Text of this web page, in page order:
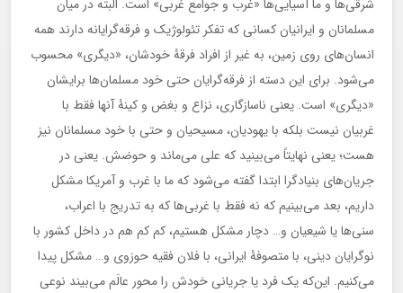
شرقی‌ها و ما آسیایی‌ها «غرب و جوامع غربی» است. البته در میان
مسلمانان و ایرانیان کسانی که تفکر تئولوژیک و فرقه‌گرایانه دارند همه
انسان‌های روی زمین، به غیر از افراد فرقۀ خودشان، «دیگری» محسوب
می‌شود. برای این دسته از فرقه‌گرایان حتی خود مسلمان‌ها برایشان
«دیگری» است. یعنی ناسازگاری، نزاع و بغض و کینۀ آنها فقط با
غربیان نیست بلکه با یهودیان، مسیحیان و حتی با خود مسلمانان نیز
هست؛ یعنی نهایتاً می‌بینید که علی می‌ماند و حوضش. یعنی در
جریان‌های بنیادگرا ابتدا گفته می‌شود که ما با غرب و آمریکا مشکل
داریم، بعد می‌بینیم که نه فقط با غربی‌ها که به تدریج با اعراب،
سنی‌ها یا شیعیان و… دچار مشکل هستیم، کم کم هم در داخل کشور با
نوگرایان دینی، با متصوفۀ ایرانی، با فلان فقیه حوزوی و… مشکل پیدا
می‌کنیم. این‌که یک فرد یا جریانی خودش را محور عالَم می‌بیند نوعی